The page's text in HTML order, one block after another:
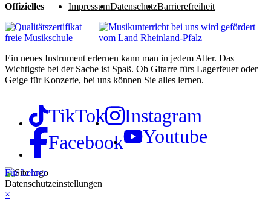
Offizielles ImpressumDatenschutzBarrierefreiheit
Ein neues Instrument erlernen kann man in jedem Alter. Das
Wichtigste bei der Sache ist Spaß. Ob Gitarre fürs Lagerfeuer oder
Geige für Konzerte, bei uns können Sie alles lernen.
TikTok
Instagram
Facebook
Youtube
Für Lehrer
Datenschutzeinstellungen
×